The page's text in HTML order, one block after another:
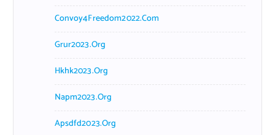
Convoy4Freedom2022.com
Grur2023.org
Hkhk2023.org
Napm2023.org
Apsdfd2023.org